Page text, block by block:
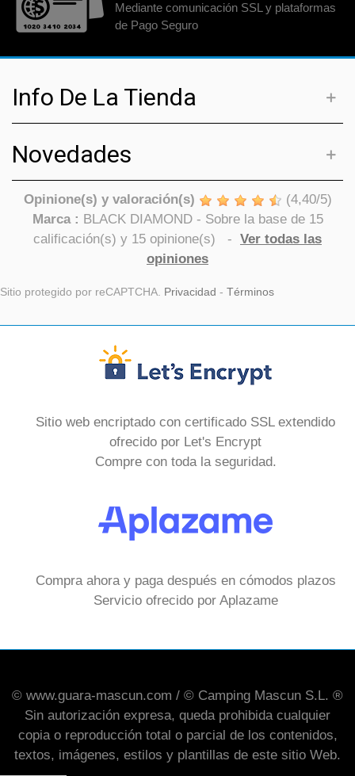
Mediante comunicación SSL y plataformas
de Pago Seguro
Info De La Tienda
Novedades
Opinione(s) y valoración(s) (4,40/5)
Marca : BLACK DIAMOND- Sobre la base de 15
calificación(s) y 15 opinione(s) - Ver todas las
opiniones
Sitio protegido por reCAPTCHA. Privacidad - Términos
Sitio web encriptado con certificado SSL extendido
ofrecido por Let's Encrypt
Compre con toda la seguridad.
Compra ahora y paga después en cómodos plazos
Servicio ofrecido por Aplazame
© www.guara-mascun.com / © Camping Mascun S.L. ®
Sin autorización expresa, queda prohibida cualquier
copia o reproducción total o parcial de los contenidos,
textos, imágenes, estilos y plantillas de este sitio Web.